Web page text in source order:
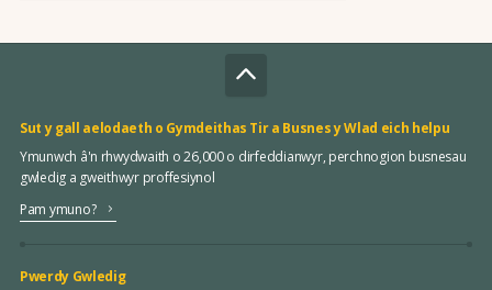
Sut y gall aelodaeth o Gymdeithas Tir a Busnes y Wlad eich helpu
Ymunwch â'n rhwydwaith o 26,000 o dirfeddianwyr, perchnogion busnesau
gwledig a gweithwyr proffesiynol
Pam ymuno?
Pwerdy Gwledig